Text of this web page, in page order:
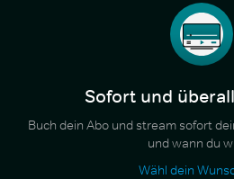
Sofort und
Buch dein Abo und stream sofort
und wann du
Wähl dein